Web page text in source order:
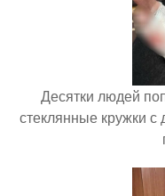
Десятки людей
стеклянные кружки